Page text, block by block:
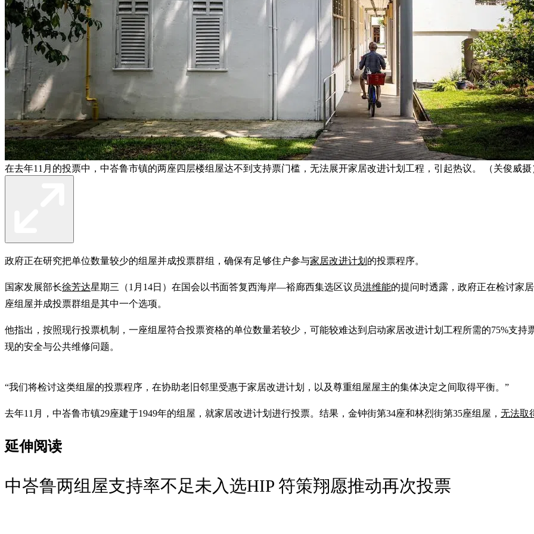
在去年11月的投票中，中峇鲁市镇的两座四层楼组屋达不到支持票门槛，无法展开家居改进计划工程，引起热议。 （关俊威摄
政府正在研究把单位数量较少的组屋并成投票群组，确保有足够住户参与家居改进计划 的投票程序。
国家发展部长徐芳达星期三（1月14日）在国会以书面答复西海岸—裕廊西集选区议员洪维能的提问时透露，政府正在检讨家
座组屋并成投票群组是其中一个选项。
他指出，按照现行投票机制，一座组屋符合投票资格的单位数量若较少，可能较难达到启动家居改进计划工程所需的75%支
现的安全与公共维修问题。
“我们将检讨这类组屋的投票程序，在协助老旧邻里受惠于家居改进计划，以及尊重组屋屋主的集体决定之间取得平衡。”
去年11月，中峇鲁市镇29座建于1949年的组屋，就家居改进计划进行投票。结果，金钟街第34座和林烈街第35座组屋， 无法取
延伸阅读
中峇鲁两组屋支持率不足未入选HIP 符策翔愿推动再次投票